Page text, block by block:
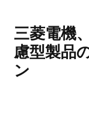
三菱電機
慮型製品
ン